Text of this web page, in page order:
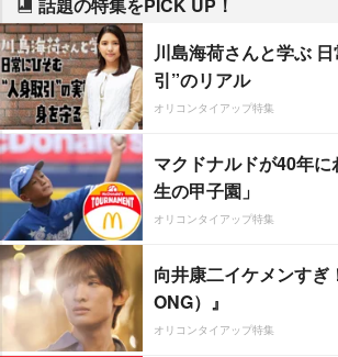
川島海荷さんと学ぶ
引”のリアル
オリコンタイアップ特集
マクドナルドが40年
生の甲子園」
オリコンタイアップ特集
向井康二イケメンすぎ
ONG）』
オリコンタイアップ特集